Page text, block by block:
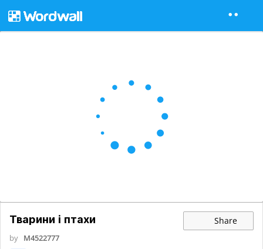
Тварини і птахи Share
by M4522777